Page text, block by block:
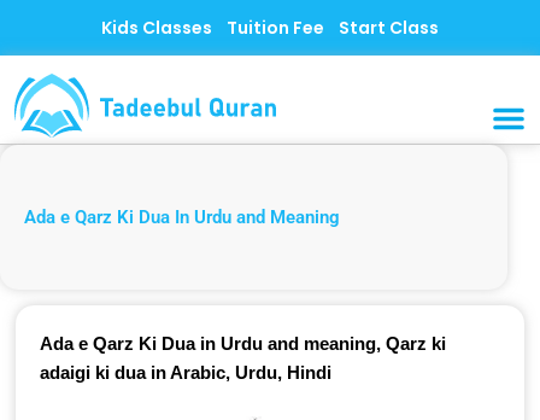
content
Kids Classes Tuition Fee Start Class
Ada e Qarz Ki Dua In Urdu and Meaning
Ada e Qarz Ki Dua in Urdu and meaning, Qarz ki
adaigi ki dua in Arabic, Urdu, Hindi